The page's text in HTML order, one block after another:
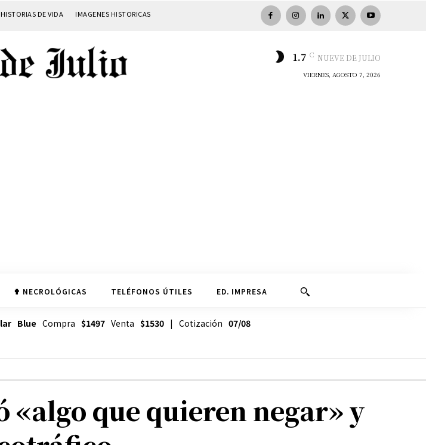
HISTORIAS DE VIDA IMAGENES HISTORICAS
1.7 C NUEVE DE JULIO
VIERNES, AGOSTO 7, 2026
✟ NECROLÓGICAS TELÉFONOS ÚTILES ED. IMPRESA
Blue Compra $1497Venta $1530| Cotización 07/08
que quieren negar» y